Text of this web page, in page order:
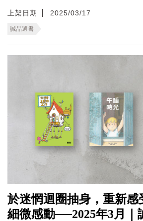
上架日期 2025/03/17
誠品選書
於迷惘迴圈抽身，重新感
細微感動──2025年3月｜